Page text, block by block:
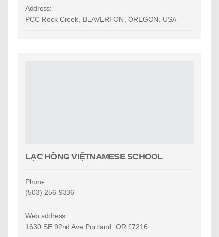
Address:
PCC Rock Creek, BEAVERTON, OREGON, USA
LẠC HỒNG VIỆTNAMESE SCHOOL
Phone:
(503) 256-9336
Web address:
1630 SE 92nd Ave.Portland, OR 97216